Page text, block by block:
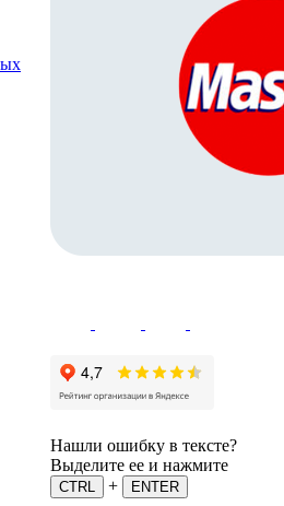
Нашли ошибку в тексте?
Выделите ее и нажмите
CTRL +
ENTER